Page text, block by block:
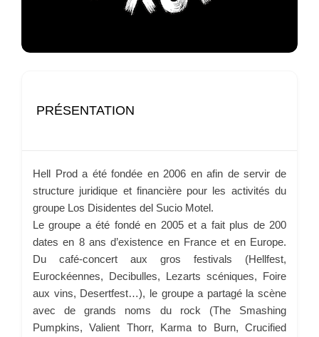
PRÉSENTATION
Hell Prod a été fondée en 2006 en afin de servir de
structure juridique et financière pour les activités du
groupe Los Disidentes del Sucio Motel.
Le groupe a été fondé en 2005 et a fait plus de 200
dates en 8 ans d’existence en France et en Europe.
Du café-concert aux gros festivals (Hellfest,
Eurockéennes, Decibulles, Lezarts scéniques, Foire
aux vins, Desertfest…), le groupe a partagé la scène
avec de grands noms du rock (The Smashing
Pumpkins, Valient Thorr, Karma to Burn, Crucified